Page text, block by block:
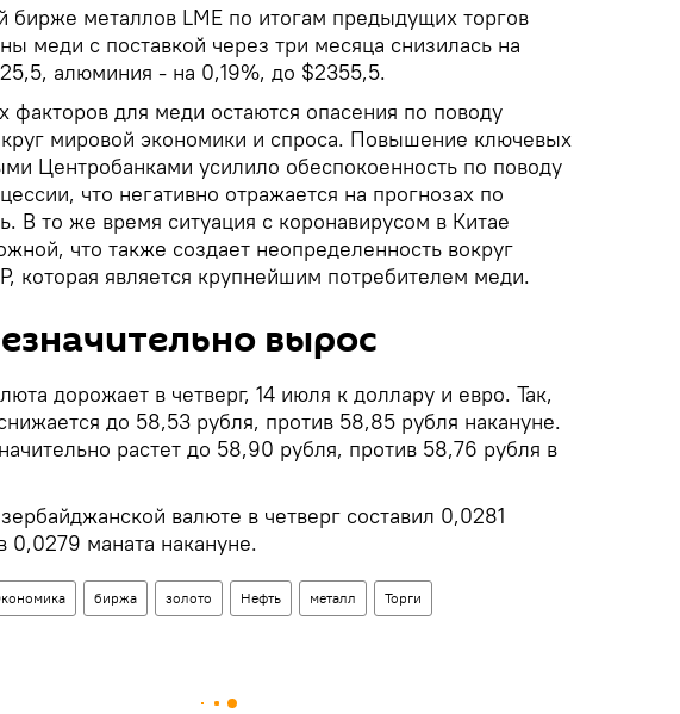
бирже металлов LME по итогам предыдущих торгов
меди с поставкой через три месяца снизилась на
алюминия - на 0,19%, до $2355,5.
факторов для меди остаются опасения по поводу
мировой экономики и спроса. Повышение ключевых
Центробанками усилило обеспокоенность по поводу
что негативно отражается на прогнозах по
В то же время ситуация с коронавирусом в Китае
что также создает неопределенность вокруг
которая является крупнейшим потребителем меди.
вырос
дорожает в четверг, 14 июля к доллару и евро. Так,
до 58,53 рубля, против 58,85 рубля накануне.
растет до 58,90 рубля, против 58,76 рубля в
валюте в четверг составил 0,0281
0,0279 маната накануне.
биржа золото Нефть металл Торги